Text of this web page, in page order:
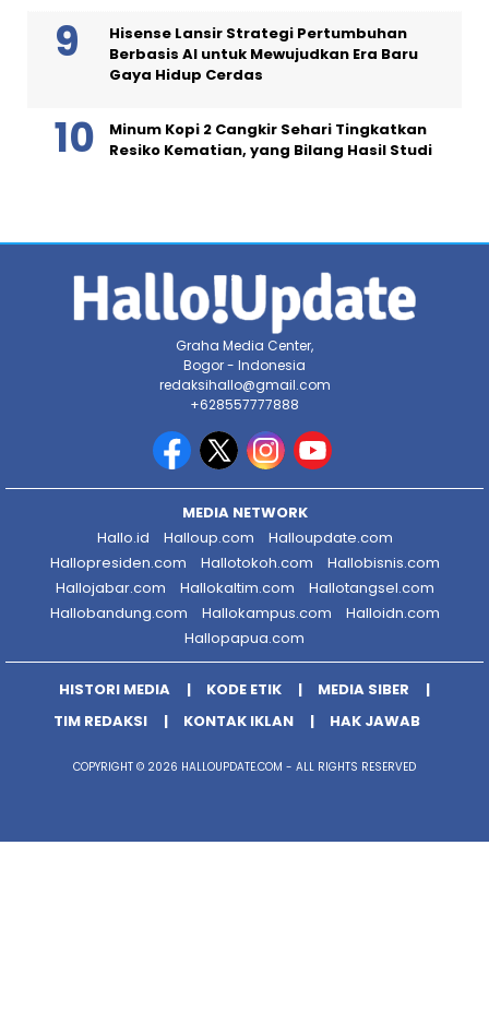
Hisense Lansir Strategi Pertumbuhan
Berbasis AI untuk Mewujudkan Era Baru
Gaya Hidup Cerdas
Minum Kopi 2 Cangkir Sehari Tingkatkan
Resiko Kematian, yang Bilang Hasil Studi
Graha Media Center,
Bogor - Indonesia
redaksihallo@gmail.com
+628557777888
MEDIA NETWORK
Hallo.id
Halloup.com
Halloupdate.com
Hallopresiden.com
Hallotokoh.com
Hallobisnis.com
Hallojabar.com
Hallokaltim.com
Hallotangsel.com
Hallobandung.com
Hallokampus.com
Halloidn.com
Hallopapua.com
HISTORI MEDIA KODE ETIK
MEDIA SIBER
TIM REDAKSI
KONTAK IKLAN HAK JAWAB
COPYRIGHT © 2026 HALLOUPDATE.COM - ALL RIGHTS RESERVED